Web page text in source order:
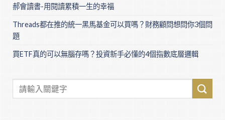
郝會讀書-用閱讀累積一生的幸福
Threads都在推的統一黑馬基金可以買嗎？財務顧問想問你3個問
題
買ETF真的可以無腦存嗎？投資新手必懂的4個指數底層邏輯